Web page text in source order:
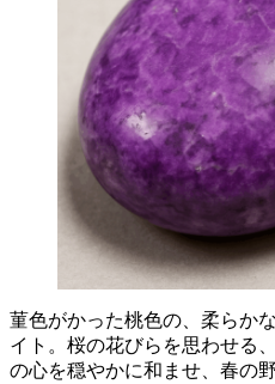
菫色がかった桃色の、柔らか
イト 。桜の花びらを思わせる
の心を穏やかに和ませ、春の